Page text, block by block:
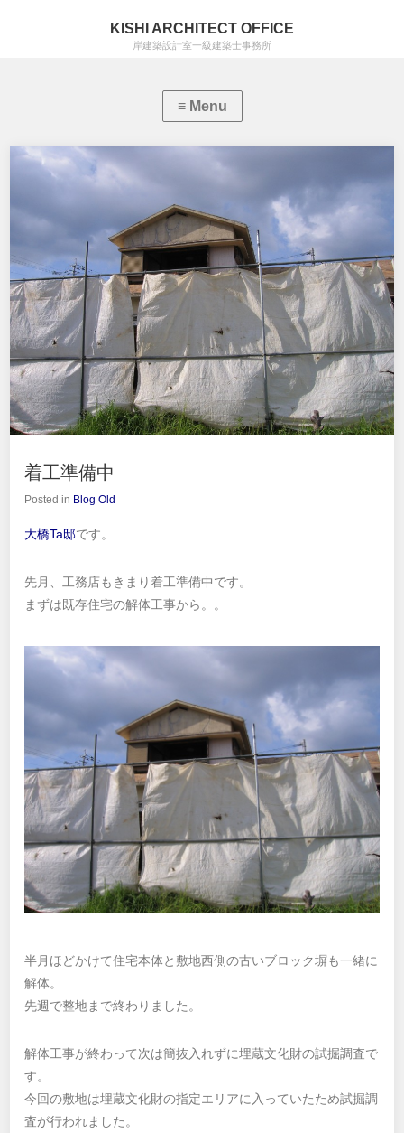
KISHI ARCHITECT OFFICE
岸建築設計室一級建築士事務所
着工準備中
Posted in Blog Old
大橋Ta邸です。
先月、工務店もきまり着工準備中です。
まずは既存住宅の解体工事から。。
半月ほどかけて住宅本体と敷地西側の古いブロック塀も一緒に
解体。
先週で整地まで終わりました。
解体工事が終わって次は簡抜入れずに埋蔵文化財の試掘調査で
す。
今回の敷地は埋蔵文化財の指定エリアに入っていたため試掘調
査が行われました。